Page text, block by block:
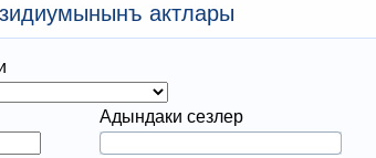
фракциялары
Законы
Независимая антикоррупционная
Информация
КъМДж ЮР
актларнынъ
актлары
Адындаки сезлер